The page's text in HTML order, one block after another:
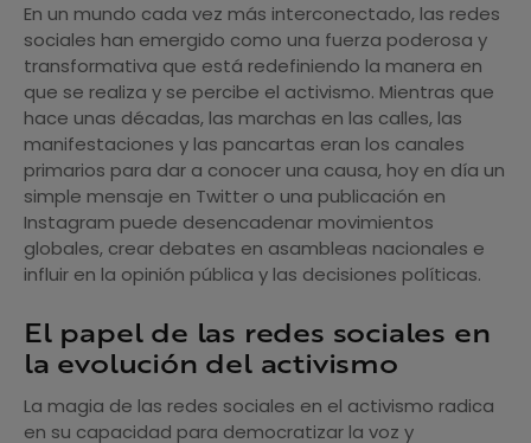
En un mundo cada vez más interconectado, las redes
sociales han emergido como una fuerza poderosa y
transformativa que está redefiniendo la manera en
que se realiza y se percibe el activismo. Mientras que
hace unas décadas, las marchas en las calles, las
manifestaciones y las pancartas eran los canales
primarios para dar a conocer una causa, hoy en día un
simple mensaje en Twitter o una publicación en
Instagram puede desencadenar movimientos
globales, crear debates en asambleas nacionales e
influir en la opinión pública y las decisiones políticas.
El papel de las redes sociales en
la evolución del activismo
La magia de las redes sociales en el activismo radica
en su capacidad para democratizar la voz y